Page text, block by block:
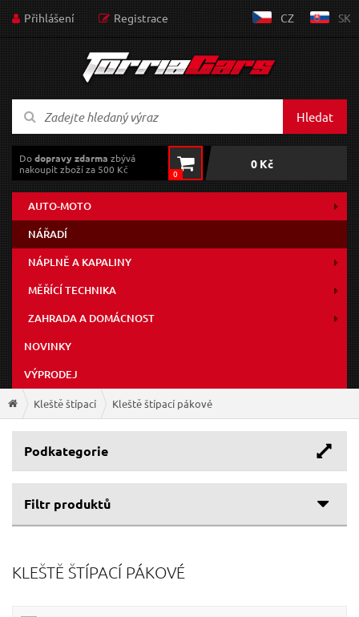
Přihlášení Registrace CZ SK
Hledat
Dodopravy zdarma zbývá
nakoupit zboží za 500 Kč
0
0 Kč
AUTO-MOTO
NÁŘADÍ
NÁPLNĚ A KAPALINY
MĚŘÍCÍ TECHNIKA
ZAHRADA A DOMÁCNOST
NOVINKY
VÝPRODEJ
Kleště štípací Kleště štípací pákové
Podkategorie
Filtr produktů
Výrobce
KLEŠTĚ ŠTÍPACÍ PÁKOVÉ